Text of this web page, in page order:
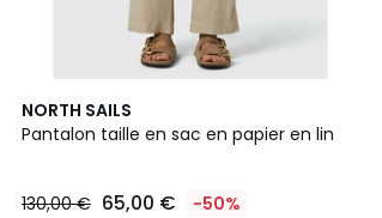
NORTH SAILS
Pantalon taille en sac en papier en lin
130,00 € 65,00 € -50%
2
Couleurs